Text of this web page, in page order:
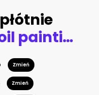
Hand drawn oil painting. Abstract art background. Oil painting on canvas. Color texture. Fragment of artwork. Spots of paint. Brushstrokes of paint. Modern art. Contemporary art. Colorful canvas.
Zmień
Zmień